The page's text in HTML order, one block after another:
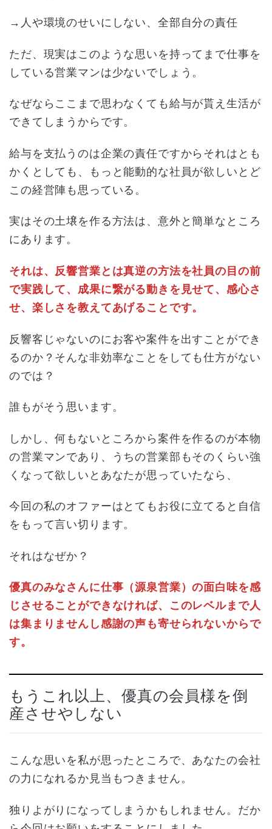
→人や環境のせいにしない、全部自分の責任
ただ、現実はこのような思いを持ってまで仕事を
している営業マンは少ないでしょう。
なぜならここまで思わなくても給与が貰え生活が
できてしまうからです。
給与を支払うのは企業の責任ですからそれはとも
かくとしても、もっと能動的な社員が欲しいとど
この経営陣も思っている。
実はその土壌を作る方法は、意外と簡単なところ
にあります。
それは、反響営業とは真逆の方法を社員の目の前
で実践して、成果に繋がる動きを見せて、感心さ
せ、楽しさを教えてあげることです。
反響客じゃないのにお客や案件を出すことができ
るのか？そんな非効率なことをしても仕方がない
のでは？
誰もがそう思います。
しかし、何もないところから案件を作るのが本物
の営業マンであり、うちの営業部もそのくらい強
くなって欲しいとあなたが思っていたなら、
今回の私のオファーはとてもお役に立てると自信
をもって言い切ります。
それはなぜか？
優真のみなさんに仕事（源泉営業）の面白味を感
じさせることができなければ、このレベルまで人
は集まりませんし感謝の声も寄せられないからで
す。
もうこれ以上、優真の会員様を倒
産させやしない
こんな思いを私が思ったところで、あなたの会社
の力になれるか見当もつきません。
独りよがりになってしまうかもしれません。だか